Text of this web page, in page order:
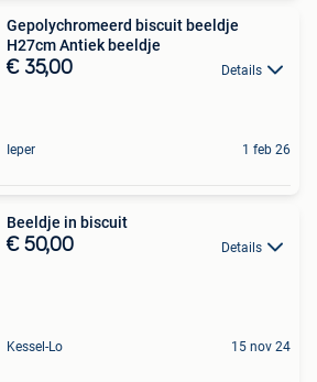
Gepolychromeerd biscuit beeldje
H27cm Antiek beeldje
€ 35,00 Details
Ieper 1 feb 26
Beeldje in biscuit
€ 50,00 Details
Kessel-Lo 15 nov 24